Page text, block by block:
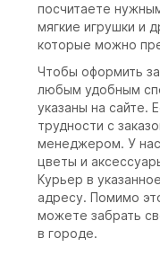
посчитаете
мягкие игрушки и
которые можно
Чтобы оформить
любым удобным
указаны на сайте.
трудности с
менеджером. У нас
цветы и
Курьер в
адресу. Помимо
можете забрать
в городе.